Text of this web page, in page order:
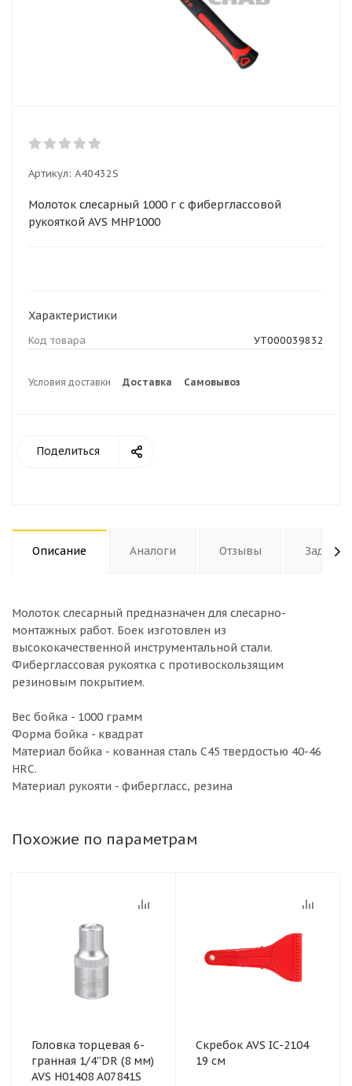
Артикул: A40432S
Молоток слесарный 1000 г с фиберглассовой
рукояткой AVS MHP1000
Характеристики
Код товара УТ000039832
Условия доставки Доставка Самовывоз
Поделиться
Описание Аналоги Отзывы Задать
Молоток слесарный предназначен для слесарно-
монтажных работ. Боек изготовлен из
высококачественной инструментальной стали.
Фиберглассовая рукоятка с противоскользящим
резиновым покрытием.
Вес бойка - 1000 грамм
Форма бойка - квадрат
Материал бойка - кованная сталь C45 твердостью 40-46
HRC.
Материал рукояти - фибергласс, резина
Похожие по параметрам
Головка торцевая 6-
гранная 1/4''DR (8 мм)
AVS H01408 A07841S
Скребок AVS IC-2104
19 см